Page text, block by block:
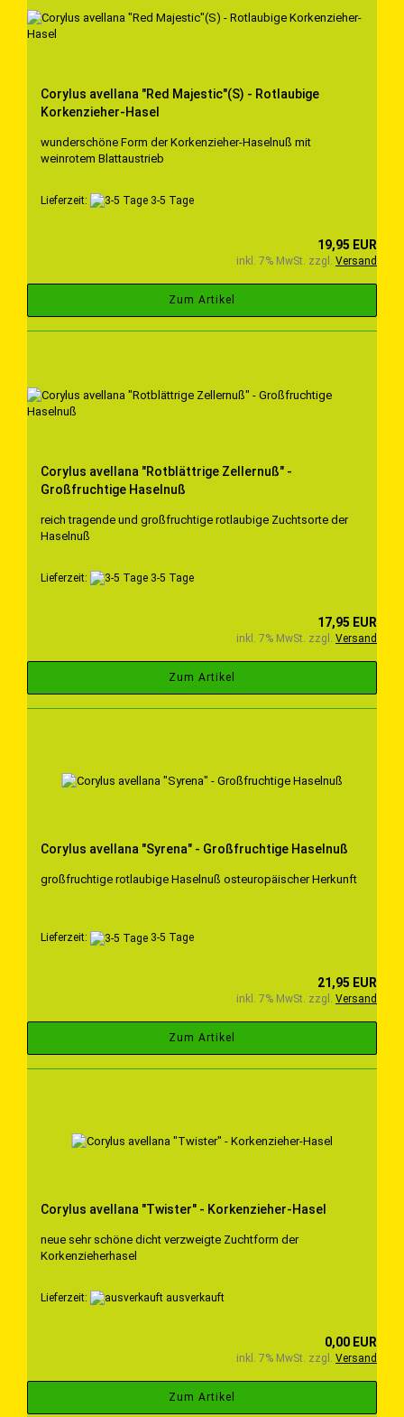
Corylus avellana "Red Majestic"(S) - Rotlaubige
Korkenzieher-Hasel
wunderschöne Form der Korkenzieher-Haselnuß mit
weinrotem Blattaustrieb
Lieferzeit: 3-5 Tage
19,95 EUR
inkl. 7% MwSt. zzgl. Versand
Zum Artikel
Corylus avellana "Rotblättrige Zellernuß" -
Großfruchtige Haselnuß
reich tragende und großfruchtige rotlaubige Zuchtsorte der
Haselnuß
Lieferzeit: 3-5 Tage
17,95 EUR
inkl. 7% MwSt. zzgl. Versand
Zum Artikel
Corylus avellana "Syrena" - Großfruchtige Haselnuß
großfruchtige rotlaubige Haselnuß osteuropäischer Herkunft
Lieferzeit: 3-5 Tage
21,95 EUR
inkl. 7% MwSt. zzgl. Versand
Zum Artikel
Corylus avellana "Twister" - Korkenzieher-Hasel
neue sehr schöne dicht verzweigte Zuchtform der
Korkenzieherhasel
Lieferzeit: ausverkauft
0,00 EUR
inkl. 7% MwSt. zzgl. Versand
Zum Artikel